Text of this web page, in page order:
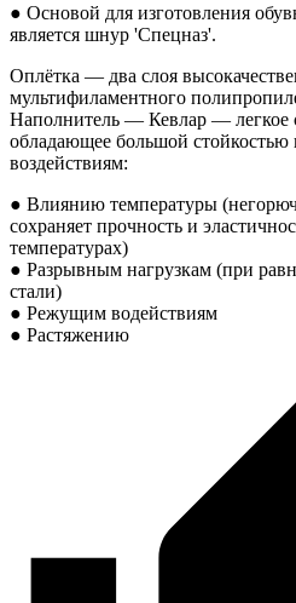
● Основой для изготовления
является шнур 'Спецназ'.
Оплётка — два слоя
мультифиламентного
Наполнитель — Кевлар — легкое
обладающее большой стойкостью
воздействиям:
● Влиянию температуры
сохраняет прочность и
температурах)
● Разрывным нагрузкам (при
стали)
● Режущим водействиям
● Растяжению